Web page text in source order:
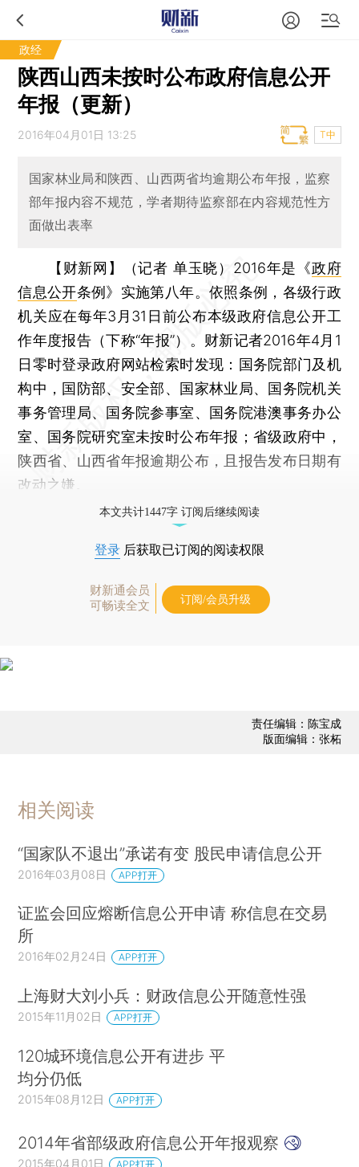
政经
陕西山西未按时公布政府信息公开
年报（更新）
2016年04月01日 13:25 T中
国家林业局和陕西、山西两省均逾期公布年报，监察
部年报内容不规范，学者期待监察部在内容规范性方
面做出表率
【财新网】（记者 单玉晓） 2016年是《政府
信息公开条例》实施第八年。依照条例，各级行政
机关应在每年3月31日前公布本级政府信息公开工
作年度报告（下称“年报”）。财新记者2016年4月1
日零时登录政府网站检索时发现：国务院部门及机
构中，国防部、安全部、国家林业局、国务院机关
事务管理局、国务院参事室、国务院港澳事务办公
室、国务院研究室未按时公布年报；省级政府中，
陕西省、山西省年报逾期公布，且报告发布日期有
改动之嫌。
本文共计1447字 订阅后继续阅读
登录 后获取已订阅的阅读权限
财新通会员
可畅读全文
订阅/会员升级
责任编辑：陈宝成
版面编辑：张柘
相关阅读
“国家队不退出”承诺有变 股民申请信息公开
2016年03月08日 APP打开
证监会回应熔断信息公开申请 称信息在交易
所
2016年02月24日 APP打开
上海财大刘小兵：财政信息公开随意性强
2015年11月02日 APP打开
120城环境信息公开有进步 平
均分仍低
2015年08月12日 APP打开
2014年省部级政府信息公开年报观察
2015年04月01日 APP打开